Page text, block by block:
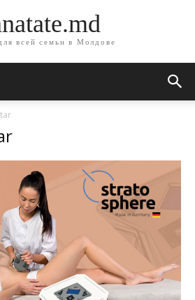
всей семьи в Молдове